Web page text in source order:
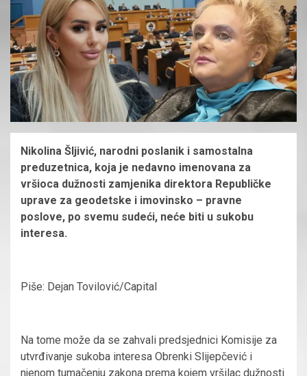
Nikolina Šljivić, narodni poslanik i samostalna
preduzetnica, koja je nedavno imenovana za
vršioca dužnosti zamjenika direktora Republičke
uprave za geodetske i imovinsko – pravne
poslove, po svemu sudeći, neće biti u sukobu
interesa.
Piše: Dejan Tovilović/Capital
Na tome može da se zahvali predsjednici Komisije za
utvrđivanje sukoba interesa Obrenki Slijepčević i
njenom tumačenju zakona prema kojem vršilac dužnosti